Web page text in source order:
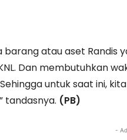
barang atau aset Randis
Dan membutuhkan
untuk saat ini,
tandasnya. (PB)
-